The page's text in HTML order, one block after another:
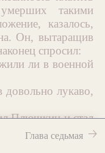
такими
казалось,
Он, вытаращив
спросил:
ли в военной
лукаво,
Плюшкин и стал
нибудь кушал. —
то в убыток?
Глава седьмая 🡢